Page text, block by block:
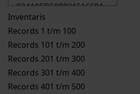
Inventaris
Records 1 t/m 100
Records 101 t/m 200
Records 201 t/m 300
Records 301 t/m 400
Records 401 t/m 500